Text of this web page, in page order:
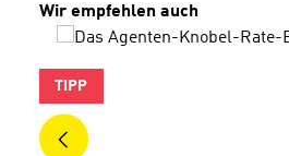
Produktgalerie überspringen
Wir empfehlen auch
TIPP